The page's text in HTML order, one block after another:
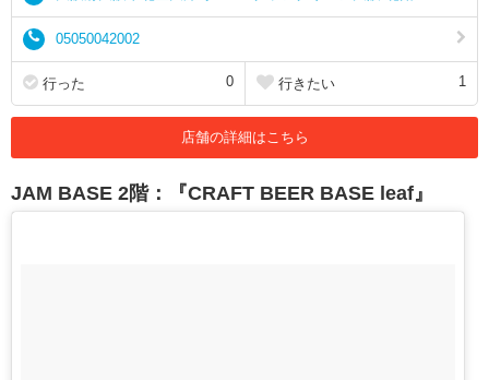
05050042002
行った 0 行きたい 1
店舗の詳細はこちら
JAM BASE 2階：『CRAFT BEER BASE leaf』